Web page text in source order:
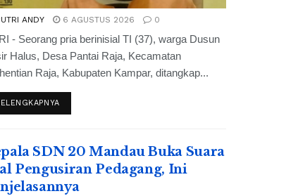
ANDY 6 AGUSTUS 2026 0
- Seorang pria berinisial TI (37), warga Dusun
Halus, Desa Pantai Raja, Kecamatan
Raja, Kabupaten Kampar, ditangkap...
SDN 20 Mandau Buka Suara
Pengusiran Pedagang, Ini